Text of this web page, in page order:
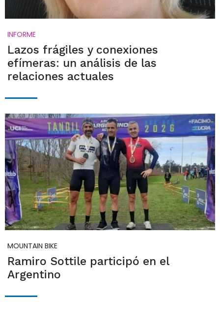
INFORME
Lazos frágiles y conexiones
efímeras: un análisis de las
relaciones actuales
MOUNTAIN BIKE
Ramiro Sottile participó en el
Argentino